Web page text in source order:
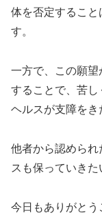
体を否定すること
す。
一方で、この願
することで、苦
ヘルスが支障をき
他者から認めら
スも保っていきた
今日もありがとう